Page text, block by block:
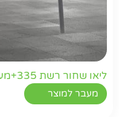
ליאו שחור רשת 335+מעמ
מעבר למוצר